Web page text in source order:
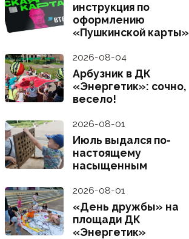
инструкция по
оформлению
«Пушкинской карты»
2026-08-04
Арбузник в ДК
«Энергетик»: сочно,
весело!
2026-08-01
Июль выдался по-
настоящему
насыщенным
2026-08-01
«День дружбы» на
площади ДК
«Энергетик»